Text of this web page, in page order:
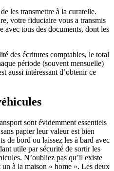
les transmettre à la curatelle.
votre fiduciaire vous a transmis
avec tous des documents, dont les
des écritures comptables, le total
période (souvent mensuelle)
aussi intéressant d’obtenir ce
sont évidemment essentiels
papier leur valeur est bien
de bord ou laissez les à bard avec
utile par sécurité de sortir les
N’oubliez pas qu’il existe
à la maison « home ». Les deux